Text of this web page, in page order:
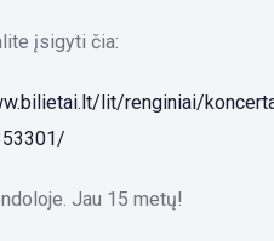
įsigyti čia:
lit/renginiai/
Jau 15 metų!